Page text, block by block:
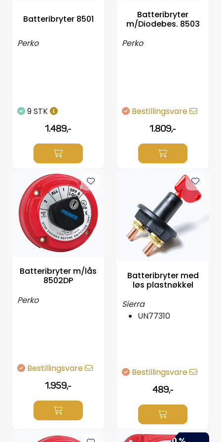
Batteribryter 8501
Perko
9 STK
1.489,-
Batteribryter
m/Diodebes. 8503
Perko
Bestillingsvare
1.809,-
Batteribryter m/lås
8502DP
Perko
Bestillingsvare
1.959,-
Batteribryter med
løs plastnøkkel
Sierra
UN77310
Bestillingsvare
489,-
Anoder
Brannslukkere
Hydraulisk styring
Motordeler
Propeller
Servicesett